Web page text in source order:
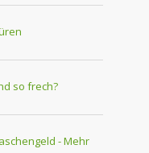
so frech?
- Mehr